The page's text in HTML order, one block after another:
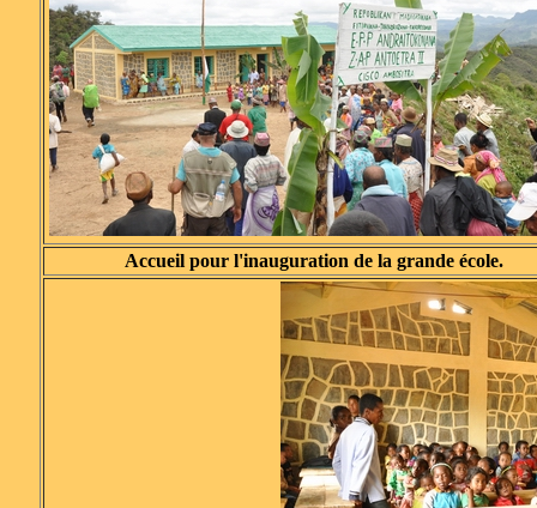
Accueil pour l'inauguration de la grande école.